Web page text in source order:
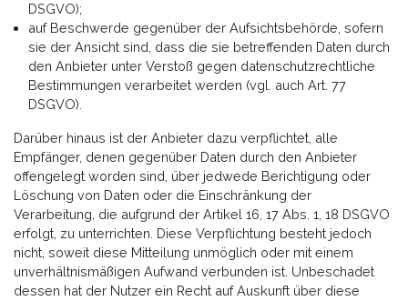
DSGVO);
auf Beschwerde gegenüber der Aufsichtsbehörde, sofern
sie der Ansicht sind, dass die sie betreffenden Daten durch
den Anbieter unter Verstoß gegen datenschutzrechtliche
Bestimmungen verarbeitet werden (vgl. auch Art. 77
DSGVO).
Darüber hinaus ist der Anbieter dazu verpflichtet, alle
Empfänger, denen gegenüber Daten durch den Anbieter
offengelegt worden sind, über jedwede Berichtigung oder
Löschung von Daten oder die Einschränkung der
Verarbeitung, die aufgrund der Artikel 16, 17 Abs. 1, 18 DSGVO
erfolgt, zu unterrichten. Diese Verpflichtung besteht jedoch
nicht, soweit diese Mitteilung unmöglich oder mit einem
unverhältnismäßigen Aufwand verbunden ist. Unbeschadet
dessen hat der Nutzer ein Recht auf Auskunft über diese